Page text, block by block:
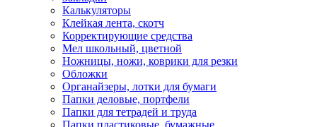
Калькуляторы
Клейкая лента, скотч
Корректирующие средства
Мел школьный, цветной
Ножницы, ножи, коврики для резки
Обложки
Органайзеры, лотки для бумаги
Папки деловые, портфели
Папки для тетрадей и труда
Папки пластиковые, бумажные